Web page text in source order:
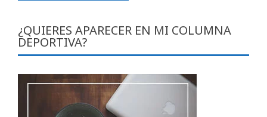
¿QUIERES APARECER EN MI COLUMNA
DEPORTIVA?